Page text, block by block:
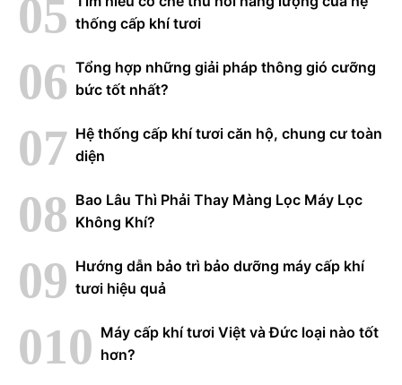
thống cấp khí tươi
Tổng hợp những giải pháp thông gió cưỡng
bức tốt nhất?
Hệ thống cấp khí tươi căn hộ, chung cư toàn
diện
Bao Lâu Thì Phải Thay Màng Lọc Máy Lọc
Không Khí?
Hướng dẫn bảo trì bảo dưỡng máy cấp khí
tươi hiệu quả
Máy cấp khí tươi Việt và Đức loại nào tốt
hơn?